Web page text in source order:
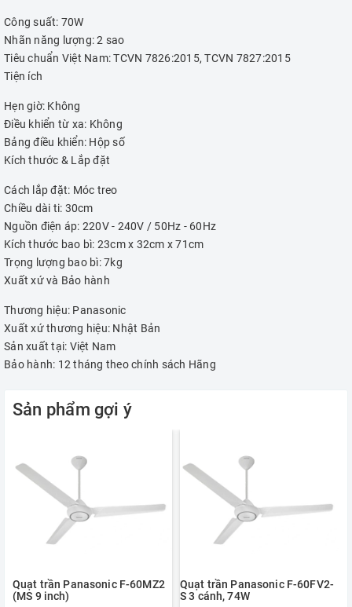
Công suất: 70W
Nhãn năng lượng: 2 sao
Tiêu chuẩn Việt Nam: TCVN 7826:2015, TCVN 7827:2015
Tiện ích
Hẹn giờ: Không
Điều khiển từ xa: Không
Bảng điều khiển: Hộp số
Kích thước & Lắp đặt
Cách lắp đặt: Móc treo
Chiều dài ti: 30cm
Nguồn điện áp: 220V - 240V / 50Hz - 60Hz
Kích thước bao bì: 23cm x 32cm x 71cm
Trọng lượng bao bì: 7kg
Xuất xứ và Bảo hành
Thương hiệu: Panasonic
Xuất xứ thương hiệu: Nhật Bản
Sản xuất tại: Việt Nam
Bảo hành: 12 tháng theo chính sách Hãng
Sản phẩm gợi ý
Quạt trần Panasonic F-60MZ2
(MS 9 inch)
Quạt trần Panasonic F-60FV2-
S 3 cánh, 74W